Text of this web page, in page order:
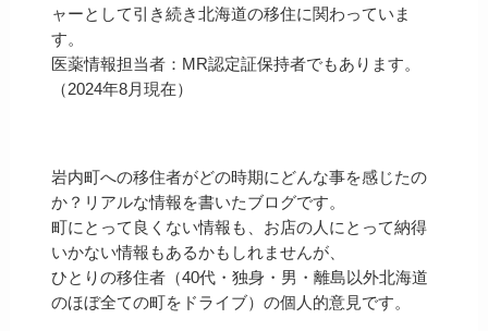
ャーとして引き続き北海道の移住に関わっていま
す。
医薬情報担当者：MR認定証保持者でもあります。
（2024年8月現在）
岩内町への移住者がどの時期にどんな事を感じたの
か？リアルな情報を書いたブログです。
町にとって良くない情報も、お店の人にとって納得
いかない情報もあるかもしれませんが、
ひとりの移住者（40代・独身・男・離島以外北海道
のほぼ全ての町をドライブ）の個人的意見です。